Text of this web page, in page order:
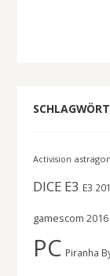
Activision
DICE E3 E3
gamescom 2016
PC Piranha